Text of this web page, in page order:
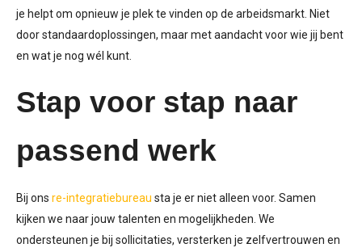
je helpt om opnieuw je plek te vinden op de arbeidsmarkt. Niet
doorstandaardoplossingen, maar met aandacht voor wie jij bent
en wat je nog wél kunt.
Stap voor stap naar
passend werk
Bij ons re-integratiebureau sta je er niet alleen voor. Samen
kijken we naar jouw talenten en mogelijkheden. We
ondersteunen je bij sollicitaties, versterken je zelfvertrouwen en